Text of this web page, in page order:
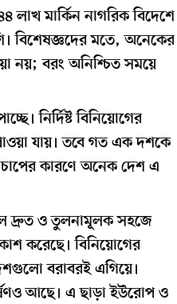
লাখ মার্কিন নাগরিক বিদেশে
বিশেষজ্ঞদের মতে, অনেকের
নয়; বরং অনিশ্চিত সময়ে
নির্দিষ্ট বিনিয়োগের
পাওয়া যায়। তবে গত এক দশকে
কারণে অনেক দেশ এ
দ্রুত ও তুলনামূলক সহজে
করেছে। বিনিয়োগের
বরাবরই এগিয়ে।
আছে। এ ছাড়া ইউরোপ ও